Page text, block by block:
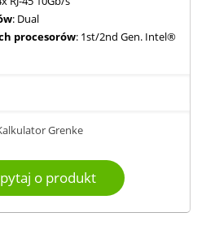
: Dual
procesorów: 1st/2nd Gen. Intel®
o produkt